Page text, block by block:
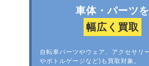
車体・パーツを
幅広く買取
自転車パーツやウェア、アクセサリ
やボトルゲージなど)も買取対象。